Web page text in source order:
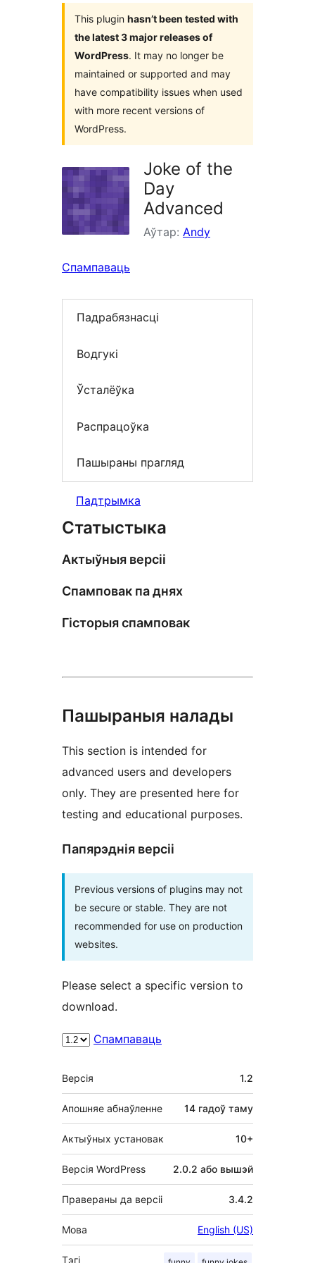
This plugin hasn’t been tested with
the latest 3 major releases of
WordPress. It may no longer be
maintained or supported and may
have compatibility issues when used
with more recent versions of
WordPress.
Joke of the
Day
Advanced
Аўтар: Andy
Спампаваць
Падрабязнасці
Водгукі
Ўсталёўка
Распрацоўка
Пашыраны прагляд
Падтрымка
Статыстыка
Актыўныя версіі
Спамповак па днях
Гісторыя спамповак
Пашыраныя налады
This section is intended for
advanced users and developers
only. They are presented here for
testing and educational purposes.
Папярэднія версіі
Previous versions of plugins may not
be secure or stable. They are not
recommended for use on production
websites.
Please select a specific version to
download.
Спампаваць
Мета
Версія 1.2
Апошняе абнаўленне 14 гадоў таму
Актыўных установак 10+
Версія WordPress 2.0.2 або вышэй
Правераны да версіі 3.4.2
Мова English (US)
Тэгі